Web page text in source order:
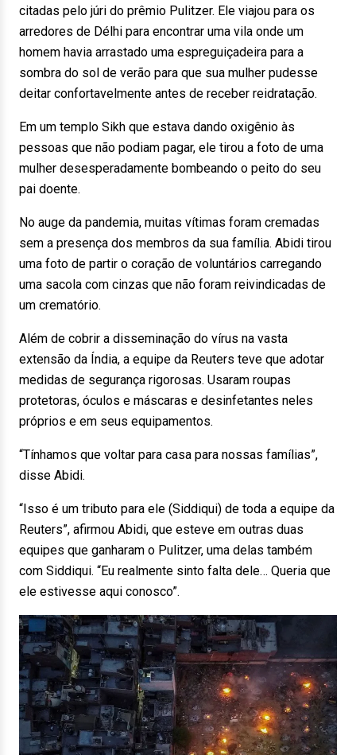
citadas pelo júri do prêmio Pulitzer. Ele viajou para os
arredores de Délhi para encontrar uma vila onde um
homem havia arrastado uma espreguiçadeira para a
sombra do sol de verão para que sua mulher pudesse
deitar confortavelmente antes de receber reidratação.
Em um templo Sikh que estava dando oxigênio às
pessoas que não podiam pagar, ele tirou a foto de uma
mulher desesperadamente bombeando o peito do seu
pai doente.
No auge da pandemia, muitas vítimas foram cremadas
sem a presença dos membros da sua família. Abidi tirou
uma foto de partir o coração de voluntários carregando
uma sacola com cinzas que não foram reivindicadas de
um crematório.
Além de cobrir a disseminação do vírus na vasta
extensão da Índia, a equipe da Reuters teve que adotar
medidas de segurança rigorosas. Usaram roupas
protetoras, óculos e máscaras e desinfetantes neles
próprios e em seus equipamentos.
“Tínhamos que voltar para casa para nossas famílias”,
disse Abidi.
“Isso é um tributo para ele (Siddiqui) de toda a equipe da
Reuters”, afirmou Abidi, que esteve em outras duas
equipes que ganharam o Pulitzer, uma delas também
com Siddiqui. “Eu realmente sinto falta dele… Queria que
ele estivesse aqui conosco”.